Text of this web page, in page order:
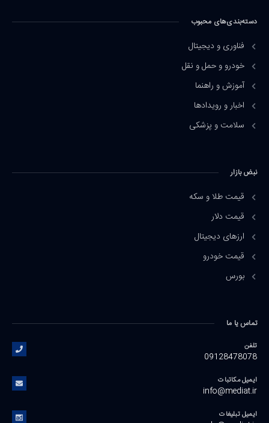
دسته‌بندی‌های محبوب
فناوری و دیجیتال
خودرو و حمل و نقل
آموزش و راهنما
اخبار و رویدادها
سلامت و پزشکی
نبض بازار
قیمت طلا و سکه
قیمت دلار
ارزهای دیجیتال
قیمت خودرو
بورس
تماس یا ما
تلفن
09128478078
ایمیل مکاتبات
info@mediat.ir
ایمیل تبلیغات